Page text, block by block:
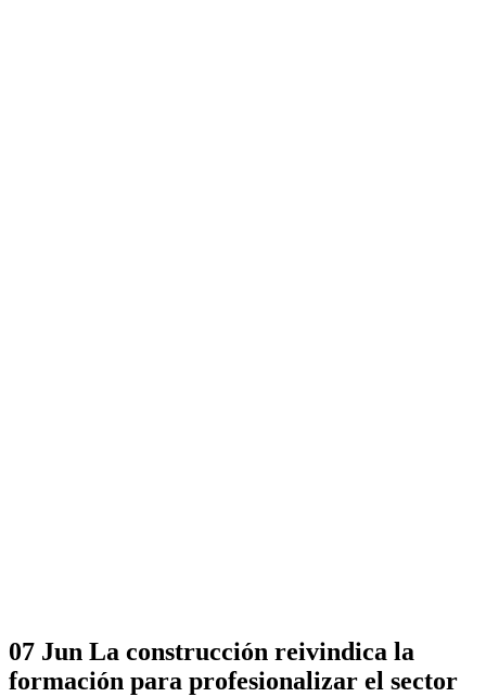
07 Jun La construcción reivindica la
formación para profesionalizar el sector